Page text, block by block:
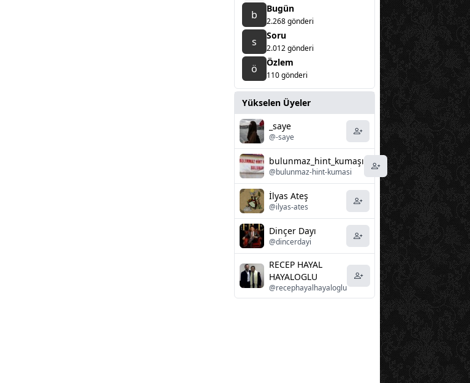
b Bugün
2.268 gönderi
s Soru
2.012 gönderi
ö Özlem
110 gönderi
Yükselen Üyeler
_saye
@-saye
bulunmaz_hint_kumaşı
@bulunmaz-hint-kumasi
İlyas Ateş
@ilyas-ates
Dinçer Dayı
@dincerdayi
RECEP HAYAL
HAYALOGLU
@recephayalhayaloglu